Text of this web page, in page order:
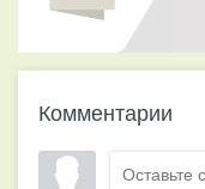
Комментарии